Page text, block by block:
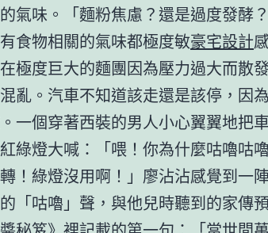
氣味。「麵粉焦慮？還是過度發酵
食物相關的氣味都極度敏豪宅設計
極度巨大的麵團因為壓力過大而散
亂。汽車不知道該走還是該停，因
一個穿著西裝的男人小心翼翼地把
綠燈大喊：「喂！你為什麼咕嚕咕
！綠燈沒用啊！」廖沾沾感覺到一
「咕嚕」聲，與他兒時聽到的家傳